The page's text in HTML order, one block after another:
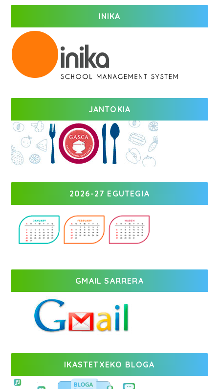
INIKA
JANTOKIA
2026-27 EGUTEGIA
GMAIL SARRERA
IKASTETXEKO BLOGA